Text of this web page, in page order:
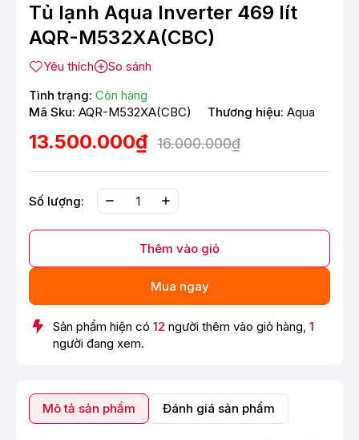
Tủ lạnh Aqua Inverter 469 lít
AQR-M532XA(CBC)
Yêu thích
So sánh
Tình trạng: Còn hàng
Mã Sku: AQR-M532XA(CBC) Thương hiệu: Aqua
13.500.000₫ 16.000.000₫
Số lượng:
Thêm vào giỏ
Mua ngay
Sản phẩm hiện có 12 người thêm vào giỏ hàng, 1
người đang xem.
Mô tả sản phẩm Đánh giá sản phẩm